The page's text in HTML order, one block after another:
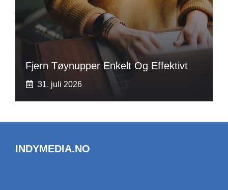
Fjern Tøynupper Enkelt Og Effektivt
31. juli 2026
INDYMEDIA.NO